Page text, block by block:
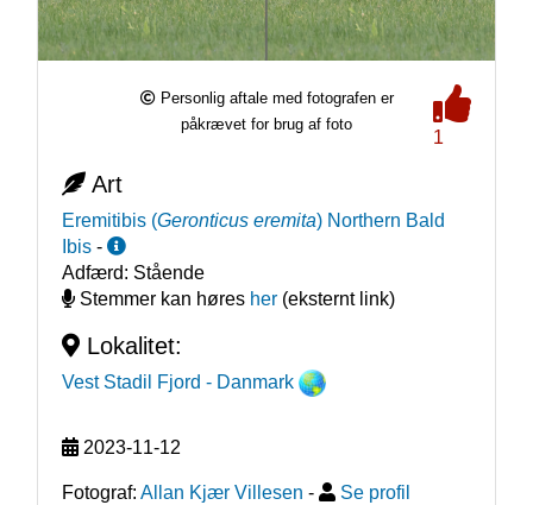
Personlig aftale med fotografen er
påkrævet for brug af foto
1
Art
Eremitibis (Geronticus eremita) Northern Bald
Ibis -
Adfærd: Stående
Stemmer kan høres her(eksternt link)
Lokalitet:
Vest Stadil Fjord - Danmark
2023-11-12
Fotograf: Allan Kjær Villesen - Se profil